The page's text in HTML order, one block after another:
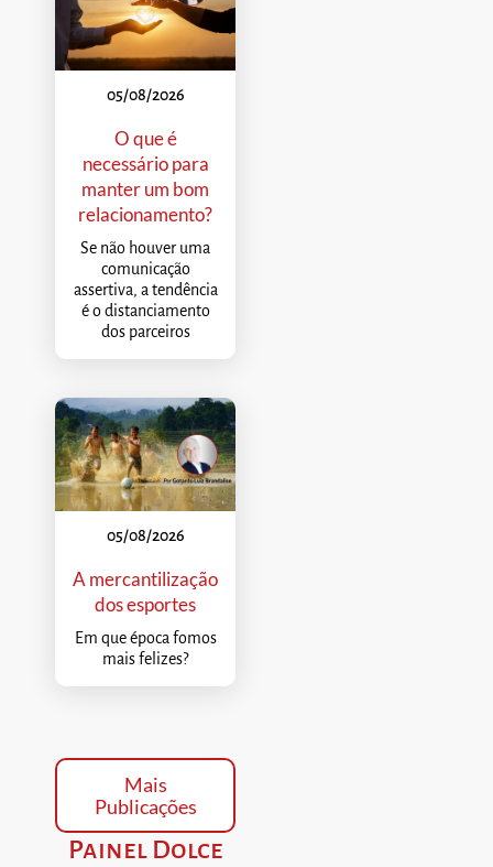
05/08/2026
O que é
necessário para
manter um bom
relacionamento?
Se não houver uma
comunicação
assertiva, a tendência
é o distanciamento
dos parceiros
05/08/2026
A mercantilização
dos esportes
Em que época fomos
mais felizes?
Mais
Publicações
Painel Dolce